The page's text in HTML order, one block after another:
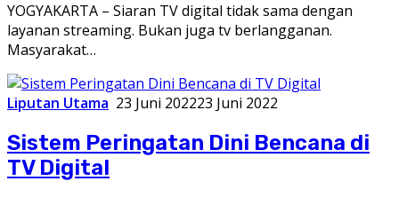
YOGYAKARTA – Siaran TV digital tidak sama dengan
layanan streaming. Bukan juga tv berlangganan.
Masyarakat…
Liputan Utama 23 Juni 202223 Juni 2022
Sistem Peringatan Dini Bencana di
TV Digital